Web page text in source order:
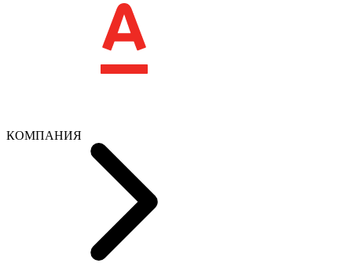
КОМПАНИЯ